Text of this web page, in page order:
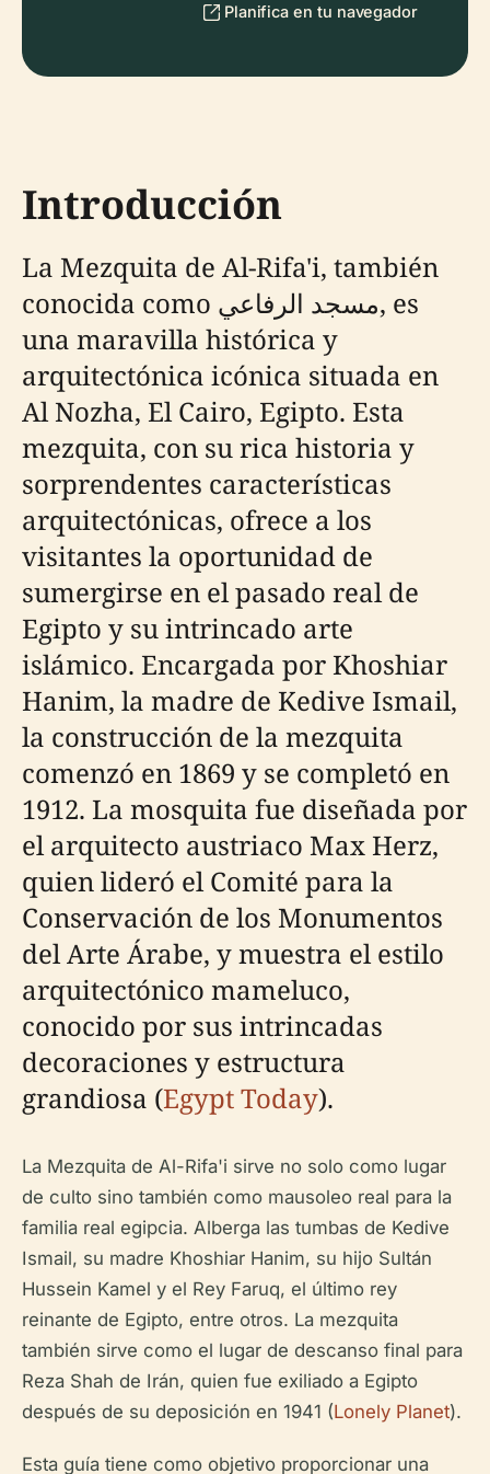
Planifica en tu navegador
Introducción
La Mezquita de Al-Rifa'i, también
conocida como مسجد الرفاعي, es
una maravilla histórica y
arquitectónica icónica situada en
Al Nozha, El Cairo, Egipto. Esta
mezquita, con su rica historia y
sorprendentes características
arquitectónicas, ofrece a los
visitantes la oportunidad de
sumergirse en el pasado real de
Egipto y su intrincado arte
islámico. Encargada por Khoshiar
Hanim, la madre de Kedive Ismail,
la construcción de la mezquita
comenzó en 1869 y se completó en
1912. La mosquita fue diseñada por
el arquitecto austriaco Max Herz,
quien lideró el Comité para la
Conservación de los Monumentos
del Arte Árabe, y muestra el estilo
arquitectónico mameluco,
conocido por sus intrincadas
decoraciones y estructura
grandiosa (Egypt Today).
La Mezquita de Al-Rifa'i sirve no solo como lugar
de culto sino también como mausoleo real para la
familia real egipcia. Alberga las tumbas de Kedive
Ismail, su madre Khoshiar Hanim, su hijo Sultán
Hussein Kamel y el Rey Faruq, el último rey
reinante de Egipto, entre otros. La mezquita
también sirve como el lugar de descanso final para
Reza Shah de Irán, quien fue exiliado a Egipto
después de su deposición en 1941 (Lonely Planet).
Esta guía tiene como objetivo proporcionar una